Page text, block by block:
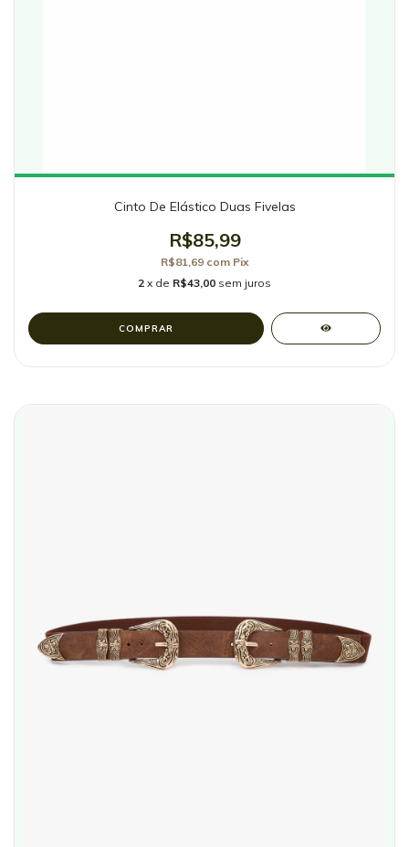
Cinto De Elástico Duas Fivelas
R$85,99
R$81,69 com Pix
2 x de R$43,00 sem juros
COMPRAR